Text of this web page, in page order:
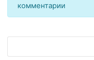
комментарии